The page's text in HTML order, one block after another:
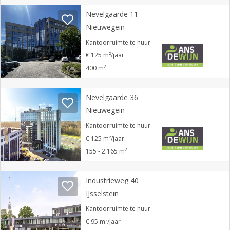
Nevelgaarde 11
Nieuwegein
Kantoorruimte te huur
€ 125 m²/jaar
400 m2
Nevelgaarde 36
Nieuwegein
Kantoorruimte te huur
€ 125 m²/jaar
155 - 2.165 m2
Industrieweg 40
IJsselstein
Kantoorruimte te huur
€ 95 m²/jaar